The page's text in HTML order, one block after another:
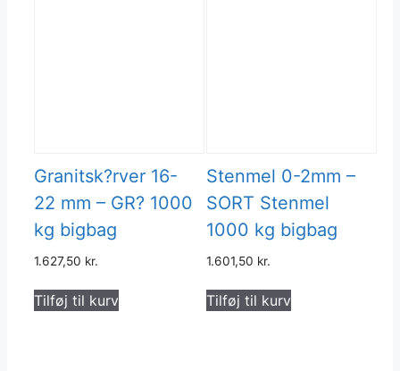
Granitsk?rver 16-
22 mm – GR? 1000
kg bigbag
1.627,50 kr.
Tilføj til kurv
Stenmel 0-2mm –
SORT Stenmel
1000 kg bigbag
1.601,50 kr.
Tilføj til kurv